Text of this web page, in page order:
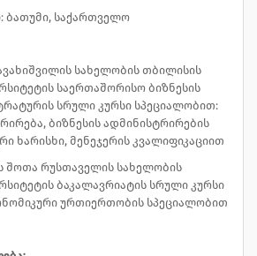
ბათუმი, საქართველო
სახელობის თბილისის
საერთაშორისო ბიზნესის
სრული კურსი სპეციალობით:
ბიზნესის ადმინისტრირების
ხარისხი, მენეჯერის კვალიფიკაციით
შოთა რუსთაველის სახელობის
ბაკალავრიატის სრული კურსი
ურთიერთობის სპეციალობით